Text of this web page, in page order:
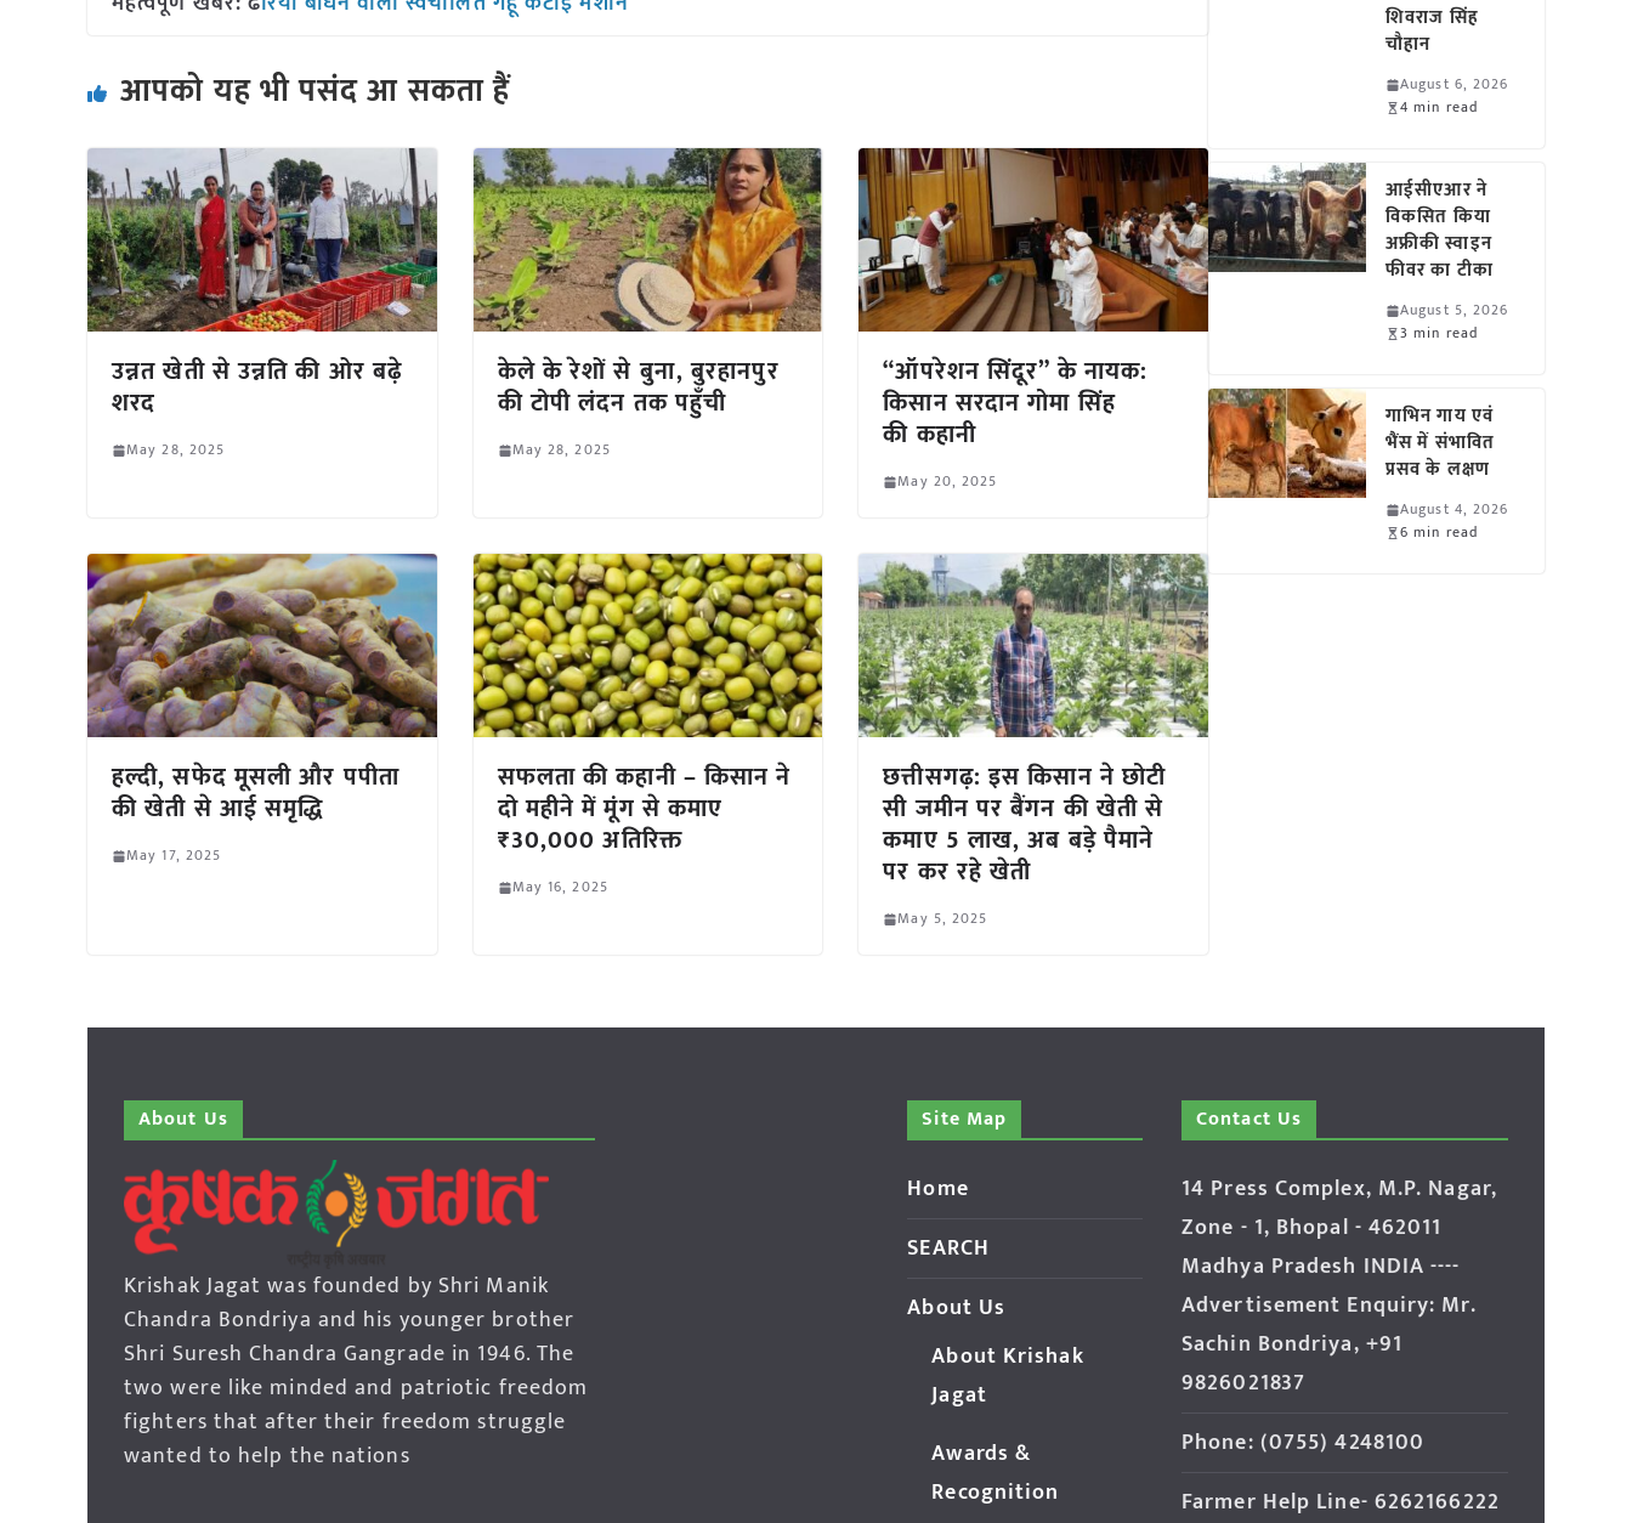
आपको यह भी पसंद आ सकता हैं
उन्नत खेती से उन्नति की ओर बढ़े
शरद
May 28, 2025
केले के रेशों से बुना, बुरहानपुर
की टोपी लंदन तक पहुँची
May 28, 2025
“ऑपरेशन सिंदूर” के नायक:
किसान सरदान गोमा सिंह
की कहानी
May 20, 2025
हल्दी, सफेद मूसली और पपीता
की खेती से आई समृद्धि
May 17, 2025
सफलता की कहानी – किसान ने
दो महीने में मूंग से कमाए
₹30,000 अतिरिक्त
May 16, 2025
छत्तीसगढ़: इस किसान ने छोटी
सी जमीन पर बैंगन की खेती से
कमाए 5 लाख, अब बड़े पैमाने
पर कर रहे खेती
May 5, 2025
शिवराज सिंह
चौहान
August 6, 2026
4 min read
आईसीएआर ने
विकसित किया
अफ्रीकी स्वाइन
फीवर का टीका
August 5, 2026
3 min read
गाभिन गाय एवं
भैंस में संभावित
प्रसव के लक्षण
August 4, 2026
6 min read
About Us
Krishak Jagat was founded by Shri Manik
Chandra Bondriya and his younger brother
Shri Suresh Chandra Gangrade in 1946. The
two were like minded and patriotic freedom
fighters that after their freedom struggle
wanted to help the nations
Site Map
Home
SEARCH
About Us
About Krishak
Jagat
Awards &
Recognition
Contact Us
14 Press Complex, M.P. Nagar,
Zone - 1, Bhopal - 462011
Madhya Pradesh INDIA ----
Advertisement Enquiry: Mr.
Sachin Bondriya, +91
9826021837
Phone: (0755) 4248100
Farmer Help Line- 6262166222